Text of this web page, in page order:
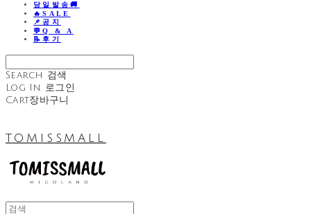
당일발송🚚
🔥SALE
📌공지
💬Q & A
📝후기
Search 검색
Log In 로그인
Cart장바구니
TOMISSMALL